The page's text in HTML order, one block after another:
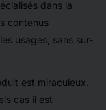
dans la
contenus
usages, sans sur-
est miraculeux.
cas il est